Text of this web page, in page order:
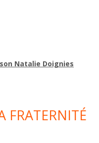
Natalie Doignies
FRATERNITÉ